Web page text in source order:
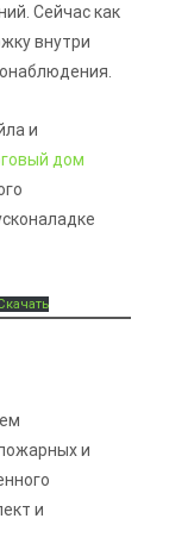
Сейчас как
внутри
и
дом
и
и